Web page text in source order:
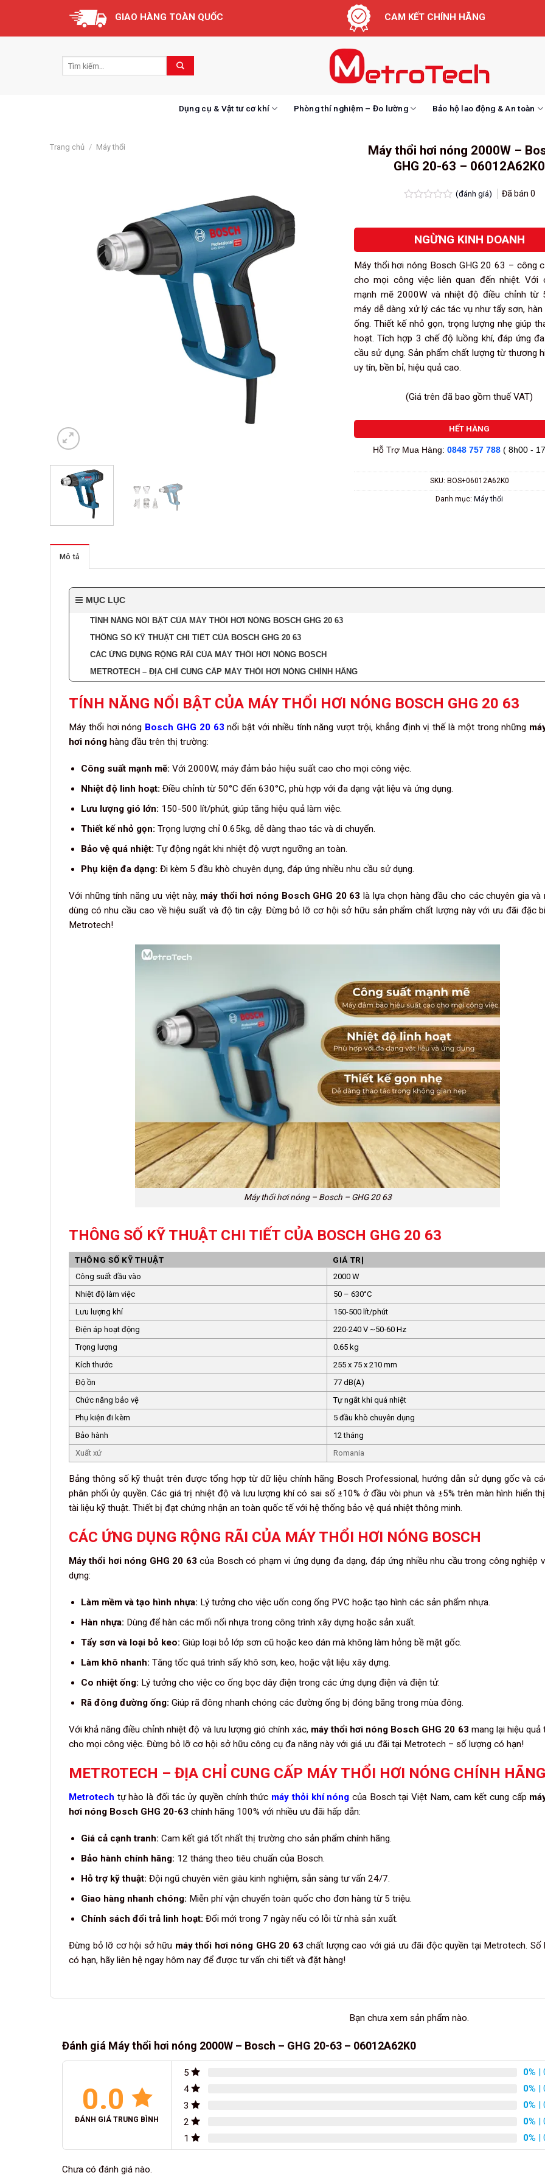
content
GIAO HÀNG TOÀN QUỐC CAM KẾT CHÍNH HÃNG
Dụng cụ & Vật tư cơ khí Phòng thí nghiệm – Đo lường Bảo hộ lao động & An toàn
Trang chủ / Máy thổi
Máy thổi hơi nóng 2000W –
GHG 20-63 – 06012A62K0
hạng
0.0
(đánh giá) Đã bán 0
NGỪNG KINH DOANH
Máy thổi hơi nóng Bosch GHG 20 63 – công
cho mọi công việc liên quan đến nhiệt. Với
mạnh mẽ 2000W và nhiệt độ điều chỉnh từ
máy dễ dàng xử lý các tác vụ như tẩy sơn, hàn
ống. Thiết kế nhỏ gọn, trọng lượng nhẹ giúp
hoạt. Tích hợp 3 chế độ luồng khí, đáp ứng
cầu sử dụng. Sản phẩm chất lượng từ thương
uy tín, bền bỉ, hiệu quả cao.
(Giá trên đã bao gồm thuế VAT)
HẾT HÀNG
Hỗ Trợ Mua Hàng:0848 757 788 ( 8h00 -
SKU: BOS+06012A62K0
Danh mục: Máy thổi
Mô tả
MỤC LỤC
TÍNH NĂNG NỔI BẬT CỦA MÁY THỔI HƠI NÓNG BOSCH GHG 20 63
THÔNG SỐ KỸ THUẬT CHI TIẾT CỦA BOSCH GHG 20 63
CÁC ỨNG DỤNG RỘNG RÃI CỦA MÁY THỔI HƠI NÓNG BOSCH
METROTECH – ĐỊA CHỈ CUNG CẤP MÁY THỔI HƠI NÓNG CHÍNH HÃNG
TÍNH NĂNG NỔI BẬT CỦA MÁY THỔI HƠI NÓNG BOSCH GHG 20 63
Máy thổi hơi nóng Bosch GHG 20 63 nổi bật với nhiều tính năng vượt trội, khẳng định vị thế là một trong những
hơi nóng hàng đầu trên thị trường:
Công suất mạnh mẽ: Với 2000W, máy đảm bảo hiệu suất cao cho mọi công việc.
Nhiệt độ linh hoạt: Điều chỉnh từ 50°C đến 630°C, phù hợp với đa dạng vật liệu và ứng dụng.
Lưu lượng gió lớn: 150-500 lít/phút, giúp tăng hiệu quả làm việc.
Thiết kế nhỏ gọn: Trọng lượng chỉ 0.65kg, dễ dàng thao tác và di chuyển.
Bảo vệ quá nhiệt: Tự động ngắt khi nhiệt độ vượt ngưỡng an toàn.
Phụ kiện đa dạng: Đi kèm 5 đầu khò chuyên dụng, đáp ứng nhiều nhu cầu sử dụng.
Với những tính năng ưu việt này, máy thổi hơi nóng Bosch GHG 20 63 là lựa chọn hàng đầu cho các chuyên gia và
dùng có nhu cầu cao về hiệu suất và độ tin cậy. Đừng bỏ lỡ cơ hội sở hữu sản phẩm chất lượng này với ưu đãi đặc
Metrotech!
Máy thổi hơi nóng – Bosch – GHG 20 63
THÔNG SỐ KỸ THUẬT CHI TIẾT CỦA BOSCH GHG 20 63
THÔNG SỐ KỸ THUẬT GIÁ TRỊ
Công suất đầu vào
2000 W
Nhiệt độ làm việc
50 – 630°C
Lưu lượng khí
150-500 lít/phút
Điện áp hoạt động
220-240 V ~50-60 Hz
Trọng lượng
0.65 kg
Kích thước
255 x 75 x 210 mm
Độ ồn
77 dB(A)
Chức năng bảo vệ
Tự ngắt khi quá nhiệt
Phụ kiện đi kèm
5 đầu khò chuyên dụng
Bảo hành
12 tháng
Xuất xứ
Romania
Bảng thông số kỹ thuật trên được tổng hợp từ dữ liệu chính hãng Bosch Professional, hướng dẫn sử dụng gốc và
phân phối ủy quyền. Các giá trị nhiệt độ và lưu lượng khí có sai số ±10% ở đầu vòi phun và ±5% trên màn hình hiển
tài liệu kỹ thuật. Thiết bị đạt chứng nhận an toàn quốc tế với hệ thống bảo vệ quá nhiệt thông minh.
CÁC ỨNG DỤNG RỘNG RÃI CỦA MÁY THỔI HƠI NÓNG BOSCH
Máy thổi hơi nóng GHG 20 63 của Bosch có phạm vi ứng dụng đa dạng, đáp ứng nhiều nhu cầu trong công nghiệp
dựng:
Làm mềm và tạo hình nhựa: Lý tưởng cho việc uốn cong ống PVC hoặc tạo hình các sản phẩm nhựa.
Hàn nhựa: Dùng để hàn các mối nối nhựa trong công trình xây dựng hoặc sản xuất.
Tẩy sơn và loại bỏ keo: Giúp loại bỏ lớp sơn cũ hoặc keo dán mà không làm hỏng bề mặt gốc.
Làm khô nhanh: Tăng tốc quá trình sấy khô sơn, keo, hoặc vật liệu xây dựng.
Co nhiệt ống: Lý tưởng cho việc co ống bọc dây điện trong các ứng dụng điện và điện tử.
Rã đông đường ống: Giúp rã đông nhanh chóng các đường ống bị đóng băng trong mùa đông.
Với khả năng điều chỉnh nhiệt độ và lưu lượng gió chính xác, máy thổi hơi nóng Bosch GHG 20 63 mang lại hiệu quả
cho mọi công việc. Đừng bỏ lỡ cơ hội sở hữu công cụ đa năng này với giá ưu đãi tại Metrotech – số lượng có hạn!
METROTECH – ĐỊA CHỈ CUNG CẤP MÁY THỔI HƠI NÓNG CHÍNH HÃNG
Metrotech tự hào là đối tác ủy quyền chính thức máy thỏi khí nóng của Bosch tại Việt Nam, cam kết cung cấp
hơi nóng Bosch GHG 20-63 chính hãng 100% với nhiều ưu đãi hấp dẫn:
Giá cả cạnh tranh: Cam kết giá tốt nhất thị trường cho sản phẩm chính hãng.
Bảo hành chính hãng: 12 tháng theo tiêu chuẩn của Bosch.
Hỗ trợ kỹ thuật: Đội ngũ chuyên viên giàu kinh nghiệm, sẵn sàng tư vấn 24/7.
Giao hàng nhanh chóng: Miễn phí vận chuyển toàn quốc cho đơn hàng từ 5 triệu.
Chính sách đổi trả linh hoạt: Đổi mới trong 7 ngày nếu có lỗi từ nhà sản xuất.
Đừng bỏ lỡ cơ hội sở hữu máy thổi hơi nóng GHG 20 63 chất lượng cao với giá ưu đãi độc quyền tại Metrotech. Số
có hạn, hãy liên hệ ngay hôm nay để được tư vấn chi tiết và đặt hàng!
Bạn chưa xem sản phẩm nào.
Đánh giá Máy thổi hơi nóng 2000W – Bosch – GHG 20-63 – 06012A62K0
0.0
ĐÁNH GIÁ TRUNG BÌNH
5 0% |
4
0% |
3
0% |
2
0% |
1
0% |
Chưa có đánh giá nào.